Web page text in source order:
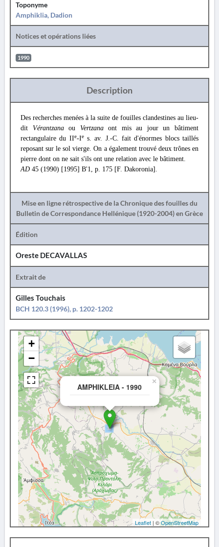
Toponyme
Amphiklia, Dadion
Notices et opérations liées
1990
Description
Des recherches menées à la suite de fouilles clandestines au lieu-
dit Vérantzanaou Vertzanaont mis au jour un bâtiment
rectangulaire du ΙIe-Ies. av. J.-C. fait d'énormes blocs taillés
reposant sur le sol vierge. On a également trouvé deux trônes en
pierre dont on ne sait s'ils ont une relation avec le bâtiment.
AD 45 (1990) [1995] Β'1, p. 175 [F. Dakoronia].
Mise en ligne rétrospective de la Chronique des fouilles du
Bulletin de Correspondance Hellénique (1920-2004) en Grèce
Édition
Oreste DECAVALLAS
Extrait de
Gilles Touchais
BCH 120.3 (1996), p. 1202-1202
AMPHIKLEIA - 1990
×
+
−
Leaflet | ©OpenStreetMap